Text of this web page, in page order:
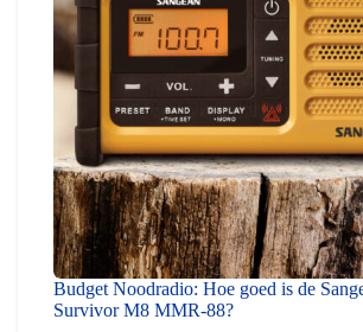
Budget Noodradio: Hoe goed is de
Survivor M8 MMR-88?